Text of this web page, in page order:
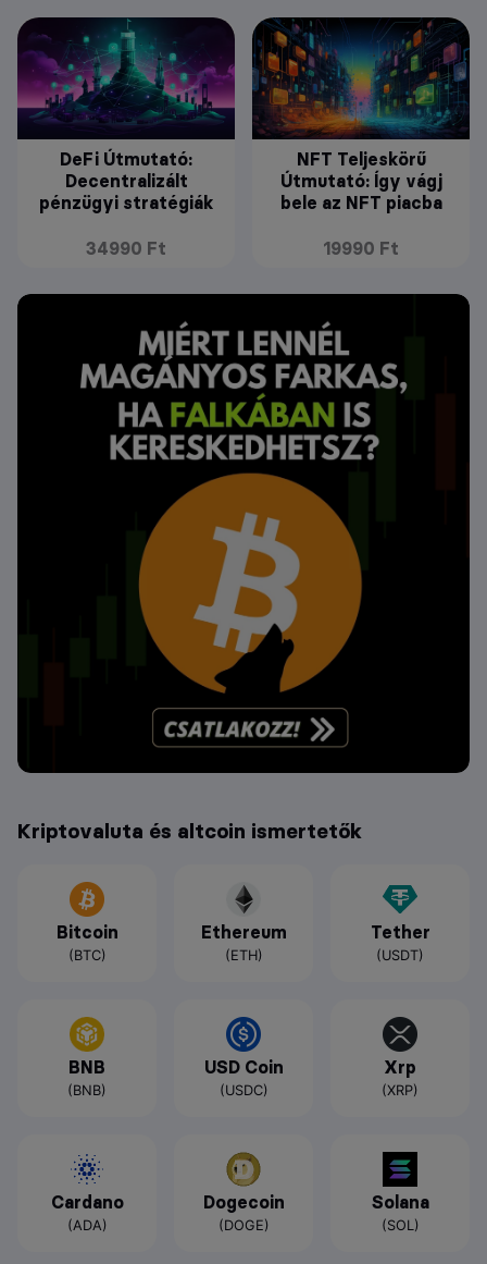
DeFi Útmutató:
Decentralizált
pénzügyi stratégiák
34990 Ft
NFT Teljeskörű
Útmutató: Így vágj
bele az NFT piacba
19990 Ft
Kriptovaluta és altcoin ismertetők
Bitcoin
(BTC)
Ethereum
(ETH)
Tether
(USDT)
BNB
(BNB)
USD Coin
(USDC)
Xrp
(XRP)
Cardano
(ADA)
Dogecoin
(DOGE)
Solana
(SOL)